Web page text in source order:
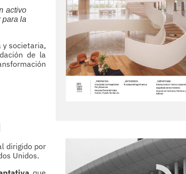
activo
para la
y societaria,
de la
dirigido por
Unidos.